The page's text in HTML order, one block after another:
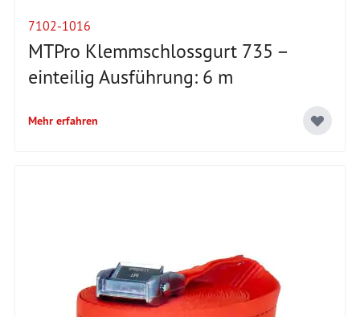
7102-1016
MTPro Klemmschlossgurt 735 –
einteilig Ausführung: 6 m
Mehr erfahren